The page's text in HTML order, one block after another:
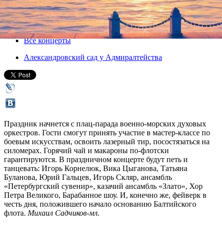
04 февраля 2012, суббота,14.00
Версия для печати
Все концерты
Александровский сад у Адмиралтейства
Праздник начнется с плац-парада военно-морских духовых
оркестров. Гости смогут принять участие в мастер-классе по
боевым искусствам, освоить лазерный тир, посостязаться на
силомерах. Горячий чай и макароны по-флотски
гарантируются. В праздничном концерте будут петь и
танцевать: Игорь Корнелюк, Вика Цыганова, Татьяна
Буланова, Юрий Гальцев, Игорь Скляр, ансамбль
«Петербургский сувенир», казачий ансамбль «Злато», Хор
Петра Великого, Барабанное шоу. И, конечно же, фейверк в
честь дня, положившего начало основанию Балтийского
флота. Михаил Садчиков-мл.